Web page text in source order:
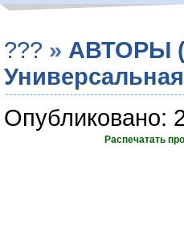
??? » АВТОРЫ
Опубликовано:
Распечатать